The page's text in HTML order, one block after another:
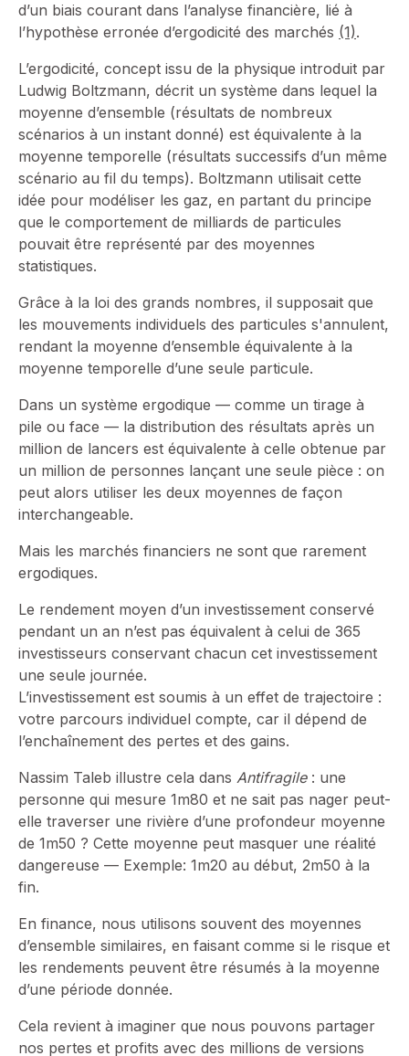
d’un biais courant dans l’analyse financière, lié à
l’hypothèse erronée d’ergodicité des marchés (1).
L’ergodicité, concept issu de la physique introduit par
Ludwig Boltzmann, décrit un système dans lequel la
moyenne d’ensemble (résultats de nombreux
scénarios à un instant donné) est équivalente à la
moyenne temporelle (résultats successifs d’un même
scénario au fil du temps). Boltzmann utilisait cette
idée pour modéliser les gaz, en partant du principe
que le comportement de milliards de particules
pouvait être représenté par des moyennes
statistiques.
Grâce à la loi des grands nombres, il supposait que
les mouvements individuels des particules s'annulent,
rendant la moyenne d’ensemble équivalente à la
moyenne temporelle d’une seule particule.
Dans un système ergodique — comme un tirage à
pile ou face — la distribution des résultats après un
million de lancers est équivalente à celle obtenue par
un million de personnes lançant une seule pièce : on
peut alors utiliser les deux moyennes de façon
interchangeable.
Mais les marchés financiers ne sont que rarement
ergodiques.
Le rendement moyen d’un investissement conservé
pendant un an n’est pas équivalent à celui de 365
investisseurs conservant chacun cet investissement
une seule journée.
L’investissement est soumis à un effet de trajectoire :
votre parcours individuel compte, car il dépend de
l’enchaînement des pertes et des gains.
Nassim Taleb illustre cela dans Antifragile: une
personne qui mesure 1m80 et ne sait pas nager peut-
elle traverser une rivière d’une profondeur moyenne
de 1m50 ? Cette moyenne peut masquer une réalité
dangereuse — Exemple: 1m20 au début, 2m50 à la
fin.
En finance, nous utilisons souvent des moyennes
d’ensemble similaires, en faisant comme si le risque et
les rendements peuvent être résumés à la moyenne
d’une période donnée.
Cela revient à imaginer que nous pouvons partager
nos pertes et profits avec des millions de versions